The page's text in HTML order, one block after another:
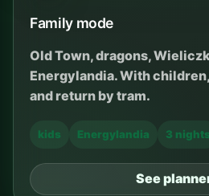
Family mode
Old Town, dragons,
Energylandia. With
and return by tram.
kids Energylandia 3 nights
See